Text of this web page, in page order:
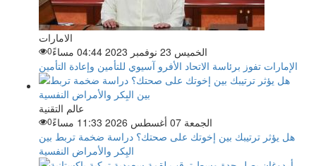
الامارات
الخميس 23 نوفمبر 2023 04:44 مساءً
0
الإمارات تفوز برئاسة الاتحاد الأفرو آسيوي للتأمين وإعادة التأمين
عالم التقنية
الجمعة 07 أغسطس 2026 11:33 مساءً
0
هل يؤثر ترتيبك بين إخوتك على صحتك؟ دراسة ضخمة تربط بين
البِكر والأمراض النفسية